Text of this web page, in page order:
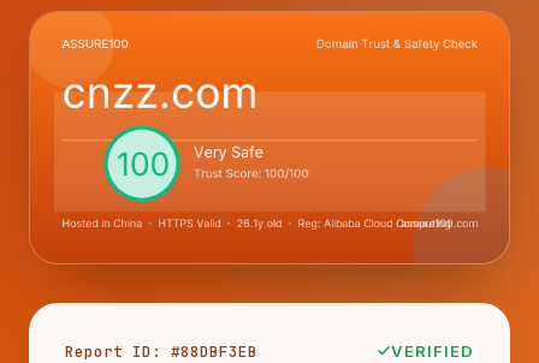
Report ID: #88DBF3EB VERIFIED